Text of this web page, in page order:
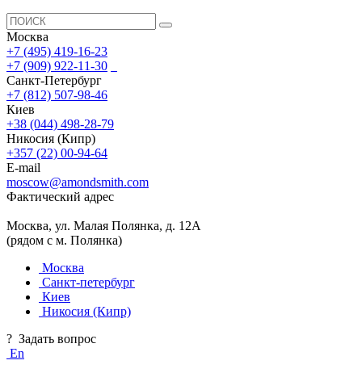
Москва
+7 (495) 419-16-23
+7 (909) 922-11-30
Санкт-Петербург
+7 (812) 507-98-46
Киев
+38 (044) 498-28-79
Никосия (Кипр)
+357 (22) 00-94-64
E-mail
moscow@amondsmith.com
Фактический адрес
Москва, ул. Малая Полянка, д. 12А
(рядом с м. Полянка)
Москва
Санкт-петербург
Киев
Никосия (Кипр)
? Задать вопрос
En